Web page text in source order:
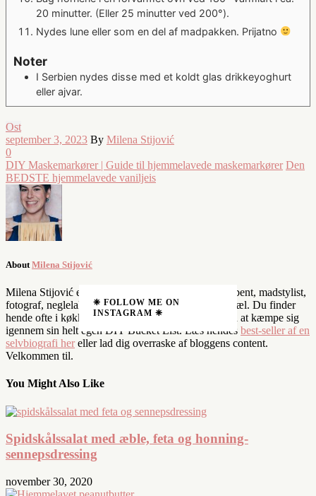
20 minutter. (Eller 25 minutter ved 200°).
Nydes lune eller som en del af madpakken. Prijatno
Noter
I Serbien nydes disse med et koldt glas drikkeyoghurt
eller ajvar.
Ost
september 3, 2023 By Milena Stijović
0
DIY Maskemarkører | Guide til hjemmelavede maskemarkører Den
BEDSTE hjemmelavede vaniljeis
About Milena Stijović
Milena Stijović er en professionel snack queen, skribent, madstylist,
fotograf, neglelaksnørd og mindst af alt en kreativ sjæl. Du finder
hende ofte i køkkenet, ude i naturen eller i færd med at kæmpe sig
igennem sin helt egen DIY Bucket List. Læs hendes best-seller af en
selvbiografi her eller lad dig overraske af bloggens content.
Velkommen til.
You Might Also Like
Spidskålssalat med æble, feta og honning-
sennepsdressing
november 30, 2020
❈ FOLLOW ME ON
INSTAGRAM ❈